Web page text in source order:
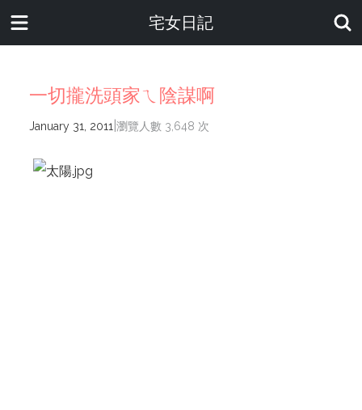
宅女日記
一切攏洗頭家ㄟ陰謀啊
January 31, 2011 瀏覽人數 3,648 次